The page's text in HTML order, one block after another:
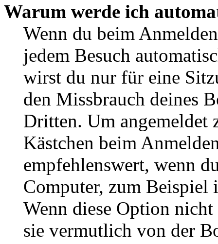
Warum werde ich
Wenn du beim
jedem Besuch
wirst du nur für eine
den Missbrauch deines
Dritten. Um angemeldet
Kästchen beim
empfehlenswert, wenn
Computer, zum Beispiel
Wenn diese Option
sie vermutlich von der